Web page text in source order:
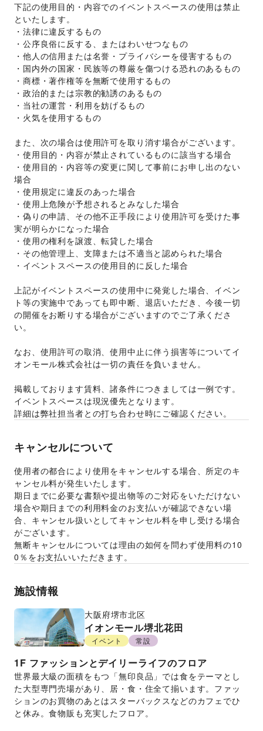
下記の使用目的・内容でのイベントスペースの使用は禁止
といたします。
・法律に違反するもの
・公序良俗に反する、またはわいせつなもの
・他人の信用または名誉・プライバシーを侵害するもの
・国内外の国家・民族等の尊厳を傷つける恐れのあるもの
・商標・著作権等を無断で使用するもの
・政治的または宗教的勧誘のあるもの
・当社の運営・利用を妨げるもの
・火気を使用するもの
また、次の場合は使用許可を取り消す場合がございます。
・使用目的・内容が禁止されているものに該当する場合
・使用目的・内容等の変更に関して事前にお申し出のない
場合
・使用規定に違反のあった場合
・使用上危険が予想されるとみなした場合
・偽りの申請、その他不正手段により使用許可を受けた事
実が明らかになった場合
・使用の権利を譲渡、転貸した場合
・その他管理上、支障または不適当と認められた場合
・イベントスペースの使用目的に反した場合
上記がイベントスペースの使用中に発覚した場合、イベン
ト等の実施中であっても即中断、退店いただき、今後一切
の開催をお断りする場合がございますのでご了承くださ
い。
なお、使用許可の取消、使用中止に伴う損害等についてイ
オンモール株式会社は一切の責任を負いません。
掲載しております賃料、諸条件につきましては一例です。
イベントスペースは現況優先となります。
詳細は弊社担当者との打ち合わせ時にご確認ください。
キャンセルについて
使用者の都合により使用をキャンセルする場合、所定のキ
ャンセル料が発生いたします。
期日までに必要な書類や提出物等のご対応をいただけない
場合や期日までの利用料金のお支払いが確認できない場
合、キャンセル扱いとしてキャンセル料を申し受ける場合
がございます。
無断キャンセルについては理由の如何を問わず使用料の10
0％をお支払いいただきます。
施設情報
大阪府堺市北区
イオンモール堺北花田
イベント 常設
1F ファッションとデイリーライフのフロア
世界最大級の面積をもつ「無印良品」では食をテーマとし
た大型専門売場があり、居・食・住全て揃います。ファッ
ションのお買物のあとはスターバックスなどのカフェでひ
と休み。食物販も充実したフロア。